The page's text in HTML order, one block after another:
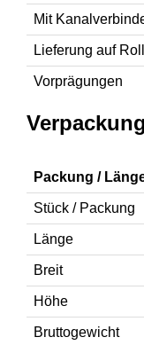
Mit
Lieferung auf
Vorprägungen
Packung /
Stück / Packung
Länge
Breit
Höhe
Bruttogewicht